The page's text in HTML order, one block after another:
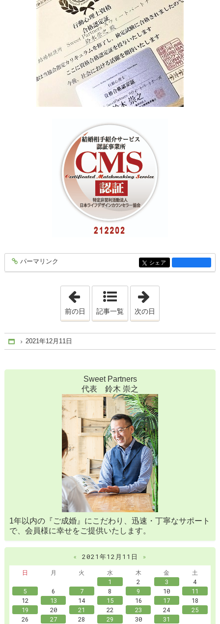
entry1898
パーマリンク entry1898
シェア
「2021年12月 9日」
前の日 記事一覧 次の日
Home
2021年12月11日
Sweet Partners
代表 鈴木 崇之
1年以内の『ご成婚』にこだわり、迅速・丁寧なサポート
で、会員様に幸せをご提供いたします。
« 2021年12月11日
»
日
月 火 水 木 金
土
1
2 3
4
5
6 7 8 9 10
11
12
13 14 15 16 17
18
19
20 21 22 23 24
25
26
27 28 29 30 31